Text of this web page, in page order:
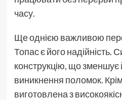
часу.
Ще однією важливою
Топас є його надійність.
конструкцію, що зменшує
виникнення поломок.
виготовлена з